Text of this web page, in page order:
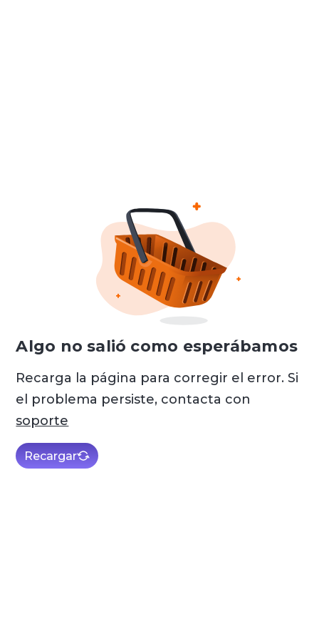
Algo no salió como esperábamos
Recarga la página para corregir el error. Si
el problema persiste, contacta con
soporte
Recargar